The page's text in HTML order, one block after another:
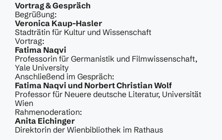
Vortrag & Gespräch
Begrüßung:
Veronica Kaup-Hasler
Stadträtin für Kultur und Wissenschaft
Vortrag:
Fatima Naqvi
Professorin für Germanistik und Filmwissenschaft,
Yale University
Anschließend im Gespräch:
Fatima Naqvi und Norbert Christian Wolf
Professor für Neuere deutsche Literatur, Universität
Wien
Rahmenoderation:
Anita Eichinger
Direktorin der Wienbibliothek im Rathaus